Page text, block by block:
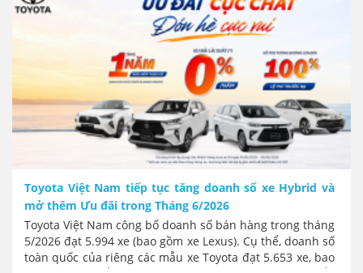
Toyota Việt Nam tiếp tục tăng doanh số xe Hybrid và
mở thêm Ưu đãi trong Tháng 6/2026
Toyota Việt Nam công bố doanh số bán hàng trong tháng
5/2026 đạt 5.994 xe (bao gồm xe Lexus). Cụ thể, doanh số
toàn qu­ốc của riêng các mẫu xe Toyota đạt 5.653 xe, bao